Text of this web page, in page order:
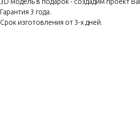
Гарантия 3 года.
Срок изготовления от 3-х дней.